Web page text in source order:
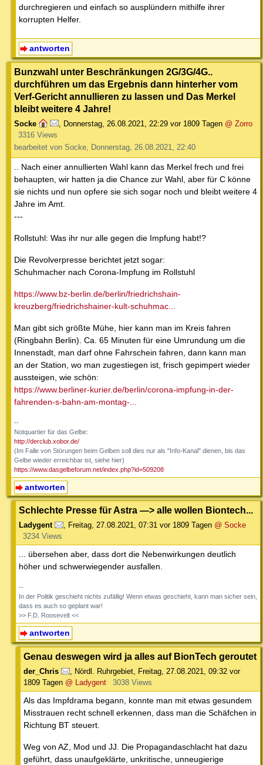
durchregieren und einfach so ausplündern mithilfe ihrer
korrupten Helfer.
antworten
Bunzwahl unter Beschränkungen 2G/3G/4G..
durchführen um das Ergebnis dann hinterher vom
Verf-Gericht annullieren zu lassen und Das Merkel
bleibt weitere 4 Jahre!
Socke Donnerstag, 26.08.2021, 22:29 vor 1809 Tagen @ Zorro
3316 Views
bearbeitet von Socke, Donnerstag, 26.08.2021, 22:40
.. Nach einer annullierten Wahl kann das Merkel frech und frei
behaupten, wir hatten ja die Chance zur Wahl, aber für C könne
sie nichts und nun opfere sie sich sogar noch und bleibt weitere 4
Jahre im Amt.
---
Rollstuhl: Was ihr nur alle gegen die Impfung habt!?
Die Revolverpresse berichtet jetzt sogar:
Schuhmacher nach Corona-Impfung im Rollstuhl
https://www.bz-berlin.de/berlin/friedrichshain-
kreuzberg/friedrichshainer-kult-schuhmac...
Man gibt sich größte Mühe, hier kann man im Kreis fahren
(Ringbahn Berlin). Ca. 65 Minuten für eine Umrundung um die
Innenstadt, man darf ohne Fahrschein fahren, dann kann man
an der Station, wo man zugestiegen ist, frisch gepimpert wieder
aussteigen, wie schön:
https://www.berliner-kurier.de/berlin/corona-impfung-in-der-
fahrenden-s-bahn-am-montag-...
--
Notquartier für das Gelbe:
http://derclub.xobor.de/
(Im Falle von Störungen beim Gelben soll dies nur als "Info-Kanal" dienen, bis das
Gelbe wieder erreichbar ist, siehe hier)
https://www.dasgelbeforum.net/index.php?id=509208
antworten
Schlechte Presse für Astra —> alle wollen Biontech...
Ladygent , Freitag, 27.08.2021, 07:31 vor 1809 Tagen @ Socke
3234 Views
... übersehen aber, dass dort die Nebenwirkungen deutlich
höher und schwerwiegender ausfallen.
--
In der Politik geschieht nichts zufällig! Wenn etwas geschieht, kann man sicher sein,
dass es auch so geplant war!
>> F.D. Roosevelt <<
antworten
Genau deswegen wird ja alles auf BionTech geroutet
der_Chris , Nördl. Ruhrgebiet, Freitag, 27.08.2021, 09:32 vor
1809 Tagen @ Ladygent 3038 Views
Als das Impfdrama begann, konnte man mit etwas gesundem
Misstrauen recht schnell erkennen, dass man die Schäfchen in
Richtung BT steuert.
Weg von AZ, Mod und JJ. Die Propagandaschlacht hat dazu
geführt, dass unaufgeklärte, unkritische, unneugierige